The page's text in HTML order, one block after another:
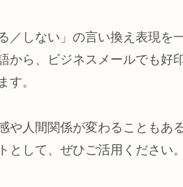
／しない」の言い換え表現を
から、ビジネスメールでも好
す。
や人間関係が変わることもあ
として、ぜひご活用ください。